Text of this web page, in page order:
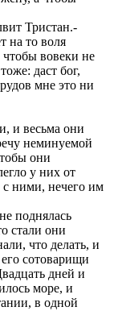
Тристан.-
на то воля
чтобы вовеки не
даст бог,
мне это ни
и весьма они
неминуемой
они
у них от
с ними, нечего им
поднялась
стали они
что делать, и
сотоварищи
дней и
море, и
в одной